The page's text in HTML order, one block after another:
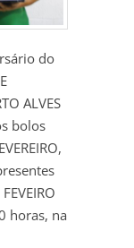
do
ALVES
bolos
horas, na